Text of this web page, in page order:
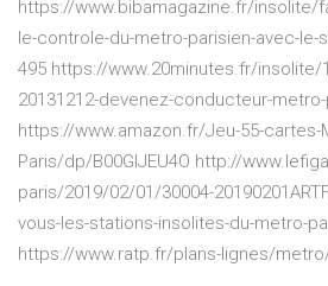
https://www.bibamagazine.fr/insolite/
le-controle-du-metro-parisien-avec-
495 https://www.20minutes.fr/insolite/
20131212-devenez-conducteur-
https://www.amazon.fr/Jeu-55-cartes-
Paris/dp/B00GIJEU4O http://
paris/2019/02/01/30004-
vous-les-stations-insolites-du-metro-
https://www.ratp.fr/plans-lignes/